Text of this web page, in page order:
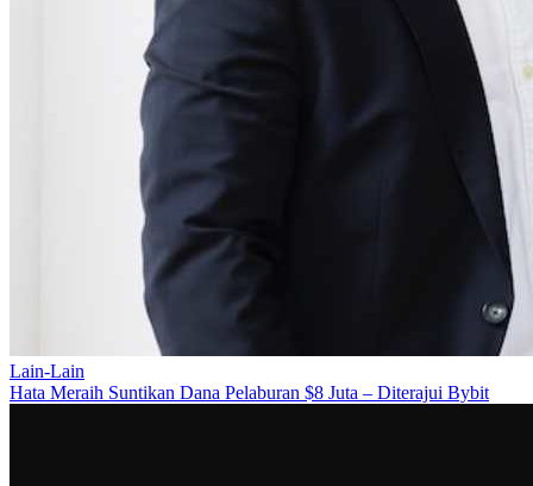
Lain-Lain
Hata Meraih Suntikan Dana Pelaburan $8 Juta – Diterajui Bybit